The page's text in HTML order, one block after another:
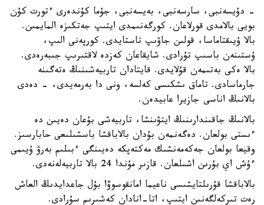
- دۇيسەنبى، سارسەنبى، بەيسەنبى، جۇما كۇندەرى ءتورت كۇن
بويى بالامدى قورلاعان. كورگەنىمدى ايتىپ جەتكىزە المايمىن.
بالا ۇيىقتاماسا، قولىن جاۋىپ تاستايدى. كورپەنى الىپ،
ۇستىنەن باسىپ تۇرادى. شايقاعان كەزدە لاقتىرىپ جىبەرەدى.
بالا ەكى بەتىمەن قۇلايدى. قايتادان تاربيەشىنىڭ ەتەگىنە
جارماسادى. تاماق ىشكىسى كەلسە، ونى دا بەرمەيدى، - دەدى
بالانىڭ اناسى جازيرا عابيدەن.
بالانىڭ جاقىندارىنىڭ ايتۋىنشا، تاربيەشى بۇعان دەيىن دە
ءىستى بولعان. دەگەنمەن بۇدان بالاباقشا باسشىلىعى حابارسىز.
وقيعا بولعان جەكەمەنشىك مەكتەپكە دەيىنگى ءبىلىم بەرۋ ۇيىمى
ءۇش اي بۇرىن اشىلعان. قازىر مۇندا 24 بالا تاربيەلەنەدى.
بالاباقشا قۇرىلتايشىسى ناعيما امانقوسوۆا بۇل جاعدايدىڭ العاش
رەت تىركەلگەنىن ايتىپ، اتا-انادان كەشىرىم سۇرادى.